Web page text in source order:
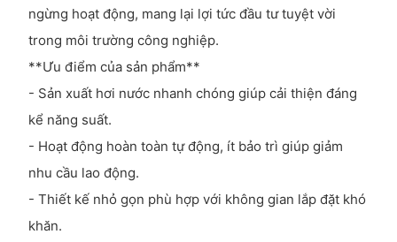
ngừng hoạt động, mang lại lợi tức đầu tư tuyệt vời
trong môi trường công nghiệp.
**Ưu điểm của sản phẩm**
- Sản xuất hơi nước nhanh chóng giúp cải thiện đáng
kể năng suất.
- Hoạt động hoàn toàn tự động, ít bảo trì giúp giảm
nhu cầu lao động.
- Thiết kế nhỏ gọn phù hợp với không gian lắp đặt khó
khăn.